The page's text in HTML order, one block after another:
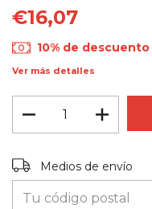
€16,07
10% de descuento
Ver más detalles
Entregas para el CP:
Medios de envío